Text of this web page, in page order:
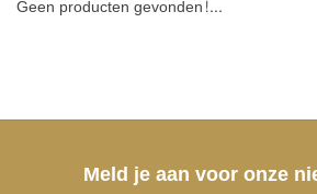
Geen producten gevonden!...
Meld je aan voor onze